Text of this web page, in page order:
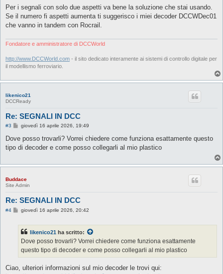
s
a
g
o
Per i segnali con solo due aspetti va bene la soluzione che stai usando.
Se il numero fi aspetti aumenta ti suggerisco i miei decoder DCCWDec01
che vanno in tandem con Rocrail.
Fondatore e amministratore di DCCWorld
http://www.DCCWorld.com - il sito dedicato interamente ai sistemi di controllo digitale per
il modellismo ferroviario.
likenico21
DCCReady
Re: SEGNALI IN DCC
#3
M
s
a
i
giovedì 16 aprile 2026, 19:49
Dove posso trovarli? Vorrei chiedere come funziona esattamente questo
tipo di decoder e come posso collegarli al mio plastico
Buddace
Site Admin
Re: SEGNALI IN DCC
#4
M
a
g
o
giovedì 16 aprile 2026, 20:42
likenico21 ha scritto:
Dove posso trovarli? Vorrei chiedere come funziona esattamente
questo tipo di decoder e come posso collegarli al mio plastico
Ciao, ulteriori informazioni sul mio decoder le trovi qui: